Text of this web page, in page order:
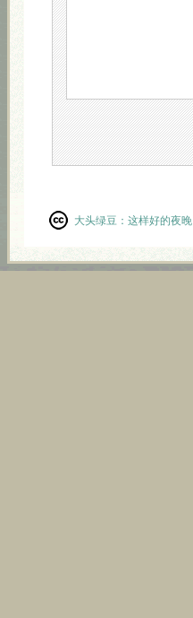
大头绿豆： 这样好的夜晚